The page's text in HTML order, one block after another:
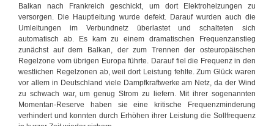
Balkan nach Frankreich geschickt, um dort Elektroheizungen zu
versorgen. Die Hauptleitung wurde defekt. Darauf wurden auch die
Umleitungen im Verbundnetz überlastet und schalteten sich
automatisch ab. Es kam zu einem dramatischen Frequenzanstieg
zunächst auf dem Balkan, der zum Trennen der osteuropäischen
Regelzone vom übrigen Europa führte. Darauf fiel die Frequenz in den
westlichen Regelzonen ab, weil dort Leistung fehlte. Zum Glück waren
vor allem in Deutschland viele Dampfkraftwerke am Netz, da der Wind
zu schwach war, um genug Strom zu liefern. Mit ihrer sogenannten
Momentan-Reserve haben sie eine kritische Frequenzminderung
verhindert und konnten durch Erhöhen ihrer Leistung die Sollfrequenz